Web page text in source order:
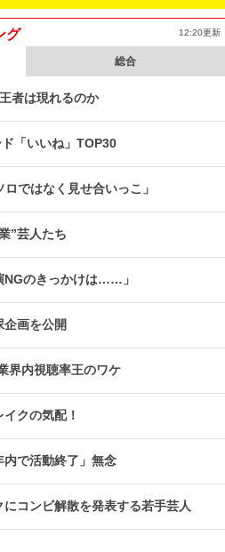
グ 12:20更新
総合
者は現れるのか
ド「いいね」TOP30
ではなく見せ合いっこ」
”芸人たち
NGのきっかけは……」
企画を公開
界内視聴率王のワケ
クの気配！
で活動終了」無念
コンビ解散を発表する若手芸人